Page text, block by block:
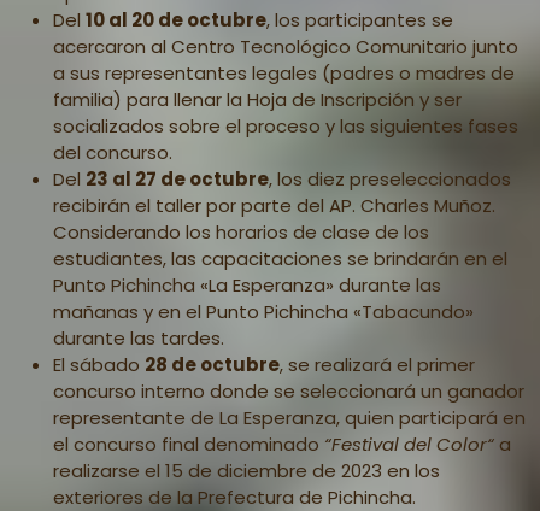
Del 10 al 20 de octubre, los participantes se
acercaron al Centro Tecnológico Comunitario junto
a sus representantes legales (padres o madres de
familia) para llenar la Hoja de Inscripción y ser
socializados sobre el proceso y las siguientes fases
del concurso.
Del 23 al 27 de octubre, los diez preseleccionados
recibirán el taller por parte del AP. Charles Muñoz.
Considerando los horarios de clase de los
estudiantes, las capacitaciones se brindarán en el
Punto Pichincha «La Esperanza» durante las
mañanas y en el Punto Pichincha «Tabacundo»
durante las tardes.
El sábado 28 de octubre, se realizará el primer
concurso interno donde se seleccionará un ganador
representante de La Esperanza, quien participará en
el concurso final denominado “Festival del Color“ a
realizarse el 15 de diciembre de 2023 en los
exteriores de la Prefectura de Pichincha.